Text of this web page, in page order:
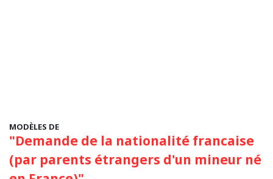
MODÈLES DE
"Demande de la nationalité francaise
(par parents étrangers d'un mineur né